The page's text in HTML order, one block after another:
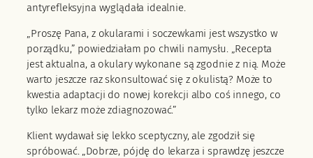
antyrefleksyjna wyglądała idealnie.
„Proszę Pana, z okularami i soczewkami jest wszystko w
porządku,” powiedziałam po chwili namysłu. „Recepta
jest aktualna, a okulary wykonane są zgodnie z nią. Może
warto jeszcze raz skonsultować się z okulistą? Może to
kwestia adaptacji do nowej korekcji albo coś innego, co
tylko lekarz może zdiagnozować.”
Klient wydawał się lekko sceptyczny, ale zgodził się
spróbować. „Dobrze, pójdę do lekarza i sprawdzę jeszcze